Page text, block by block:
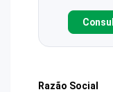
Razão Social